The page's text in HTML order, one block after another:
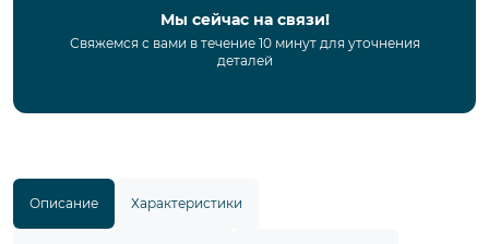
Мы сейчас на связи!
Свяжемся с вами в течение 10 минут для уточнения
деталей
Описание Характеристики